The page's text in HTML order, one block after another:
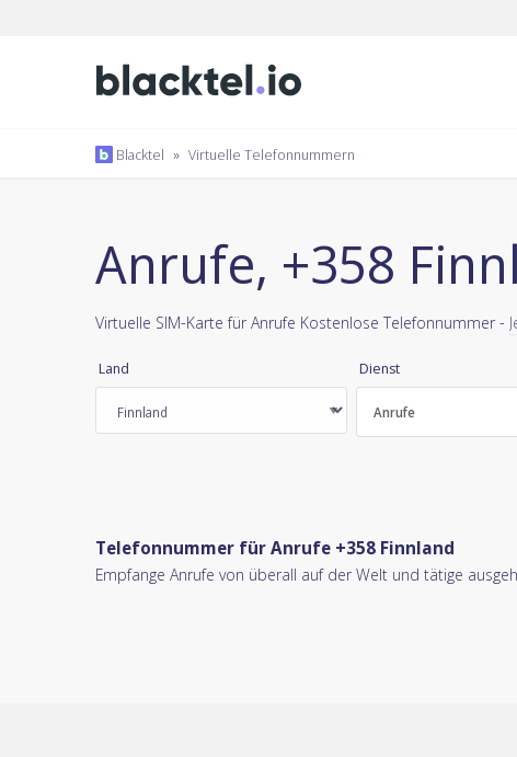
Blacktel » Virtuelle Telefonnummern
Anrufe, +358
Virtuelle SIM-Karte für Anrufe Kostenlose Telefonnummer -
Land Dienst
Anrufe
Telefonnummer für Anrufe +358 Finnland
Empfange Anrufe von überall auf der Welt und tätige